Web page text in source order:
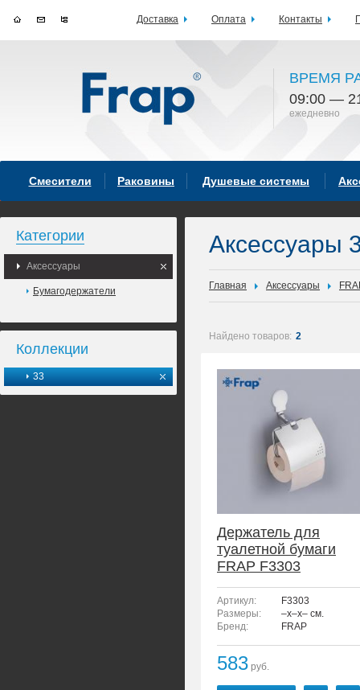
ВРЕМЯ
09:00 —
ежедневно
Смесители Раковины Душевые системы
Категории
Аксессуары
Бумагодержатели
Коллекции
33
Аксессуары
Главная Аксессуары
Найдено товаров: 2
Держатель для
туалетной бумаги
FRAP F3303
Артикул:
F3303
Размеры:
–x–x– см.
Бренд:
FRAP
583 руб.
Доставка Оплата Контакты